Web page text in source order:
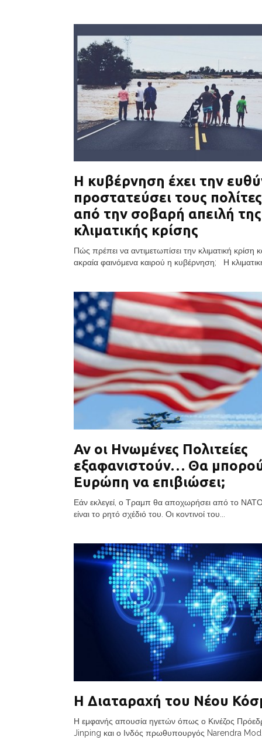
Η κυβέρνηση έχει την
προστατεύσει τους
από την σοβαρή απειλή της
κλιματικής κρίσης
Πώς πρέπει να αντιμετωπίσει την κλιματική κρίση
ακραία φαινόμενα καιρού η κυβέρνηση; Η
Αν οι Ηνωμένες Πολιτείες
εξαφανιστούν… Θα
Ευρώπη να επιβιώσει;
Εάν εκλεγεί, ο Τραμπ θα αποχωρήσει από το
είναι το ρητό σχέδιό του. Οι κοντινοί του...
Η Διαταραχή του Νέου
Η εμφανής απουσία ηγετών όπως ο Κινέζος
Jinping και ο Ινδός πρωθυπουργός Narendra